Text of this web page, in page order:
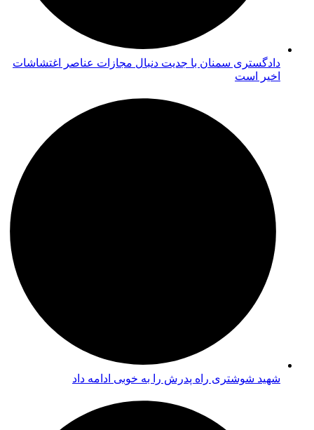
دادگستری سمنان با جدیت دنبال مجازات عناصر اغتشاشات
اخیر است
شهید شوشتری راه پدرش را به خوبی ادامه داد